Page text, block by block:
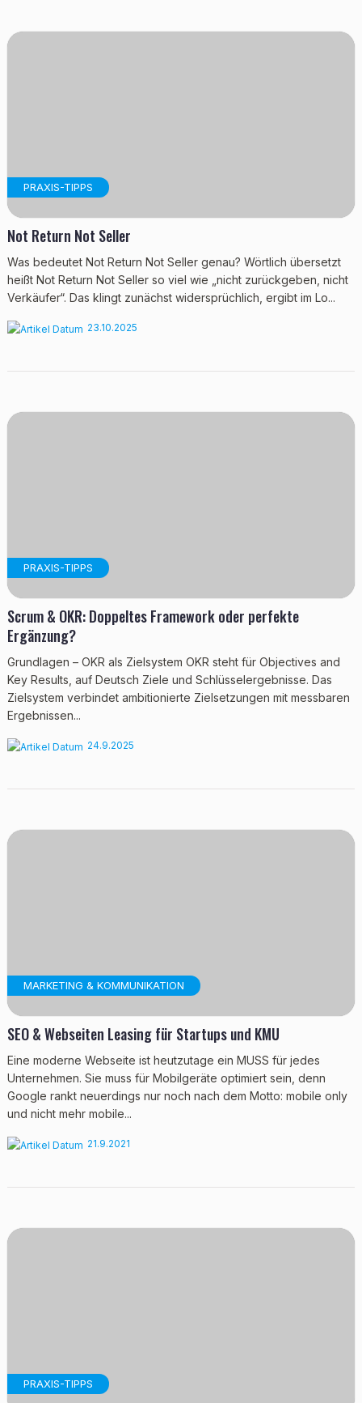
PRAXIS-TIPPS
Not Return Not Seller
Was bedeutet Not Return Not Seller genau? Wörtlich übersetzt
heißt Not Return Not Seller so viel wie „nicht zurückgeben, nicht
Verkäufer“. Das klingt zunächst widersprüchlich, ergibt im Lo...
23.10.2025
PRAXIS-TIPPS
Scrum & OKR: Doppeltes Framework oder perfekte
Ergänzung?
Grundlagen – OKR als Zielsystem OKR steht für Objectives and
Key Results, auf Deutsch Ziele und Schlüsselergebnisse. Das
Zielsystem verbindet ambitionierte Zielsetzungen mit messbaren
Ergebnissen...
24.9.2025
MARKETING & KOMMUNIKATION
SEO & Webseiten Leasing für Startups und KMU
Eine moderne Webseite ist heutzutage ein MUSS für jedes
Unternehmen. Sie muss für Mobilgeräte optimiert sein, denn
Google rankt neuerdings nur noch nach dem Motto: mobile only
und nicht mehr mobile...
21.9.2021
PRAXIS-TIPPS